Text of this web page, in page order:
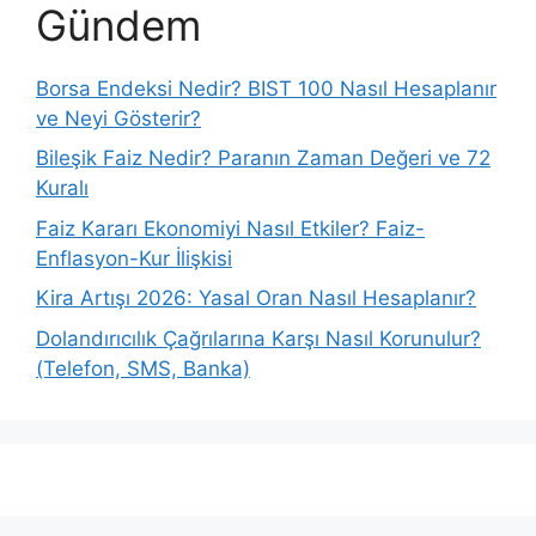
Gündem
Borsa Endeksi Nedir? BIST 100 Nasıl Hesaplanır
ve Neyi Gösterir?
Bileşik Faiz Nedir? Paranın Zaman Değeri ve 72
Kuralı
Faiz Kararı Ekonomiyi Nasıl Etkiler? Faiz-
Enflasyon-Kur İlişkisi
Kira Artışı 2026: Yasal Oran Nasıl Hesaplanır?
Dolandırıcılık Çağrılarına Karşı Nasıl Korunulur?
(Telefon, SMS, Banka)